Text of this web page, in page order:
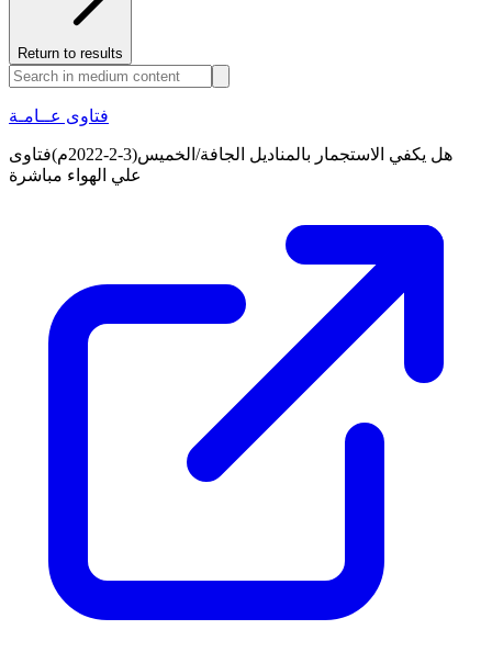
Return to results
فتاوى عــامـة
هل يكفي الاستجمار بالمناديل الجافة/الخميس(3-2-2022م)فتاوى
علي الهواء مباشرة